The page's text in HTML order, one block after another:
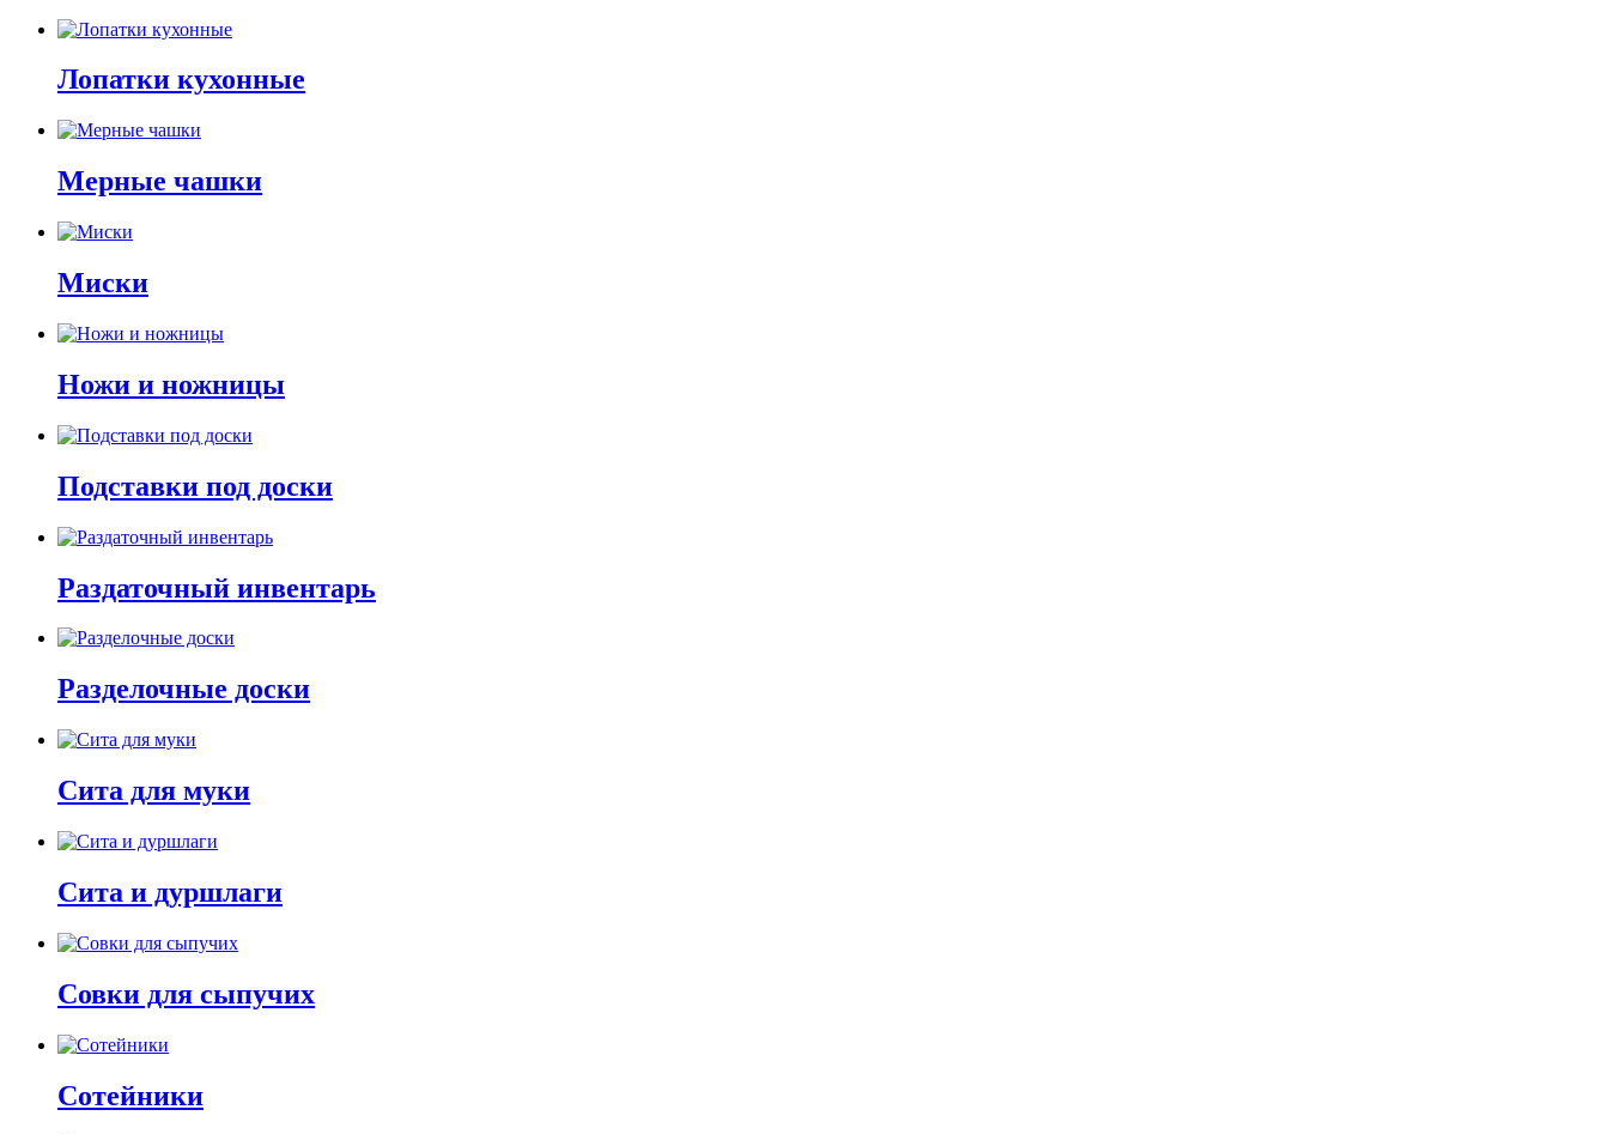
Лопатки кухонные
Мерные чашки
Миски
Ножи и ножницы
Подставки под доски
Раздаточный инвентарь
Разделочные доски
Сита для муки
Сита и дуршлаги
Совки для сыпучих
Сотейники